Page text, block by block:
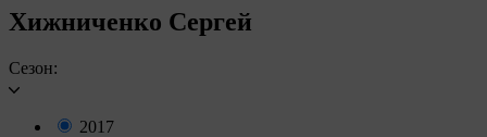
Хижниченко Сергей
Сезон:
2017